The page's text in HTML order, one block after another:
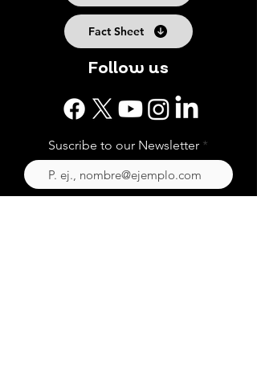
Fact Sheet
Follow us
Suscribe to our Newsletter